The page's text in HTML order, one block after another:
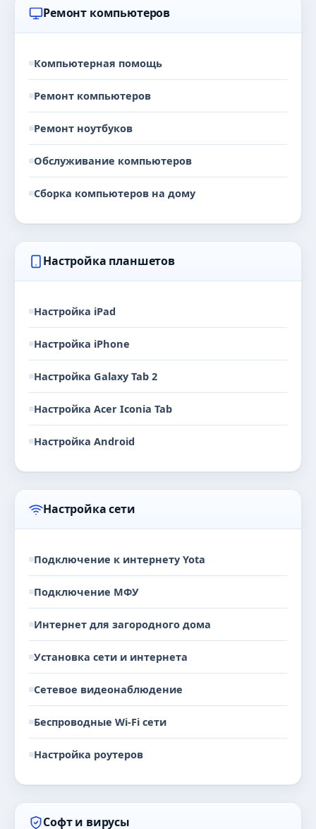
Ремонт компьютеров
Компьютерная помощь
Ремонт компьютеров
Ремонт ноутбуков
Обслуживание компьютеров
Сборка компьютеров на дому
Настройка планшетов
Настройка iPad
Настройка iPhone
Настройка Galaxy Tab 2
Настройка Acer Iconia Tab
Настройка Android
Настройка сети
Подключение к интернету Yota
Подключение МФУ
Интернет для загородного дома
Установка сети и интернета
Сетевое видеонаблюдение
Беспроводные Wi-Fi сети
Настройка роутеров
Софт и вирусы